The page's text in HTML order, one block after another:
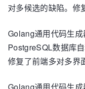
对多候选的缺陷。修
Golang通用代码生
PostgreSQL数据库
修复了前端多对多界